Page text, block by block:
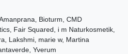
Bioturm, CMD
Fair Squared, i m Naturkosmetik,
Lakshmi, marie w, Martina
Yverum